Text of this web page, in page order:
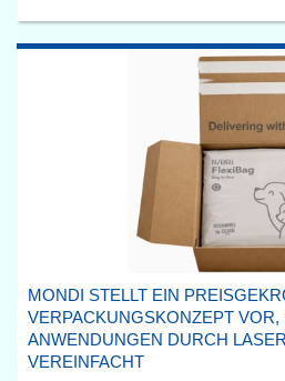
MONDI STELLT EIN
VERPACKUNGSKONZEPT
ANWENDUNGEN DURCH
VEREINFACHT